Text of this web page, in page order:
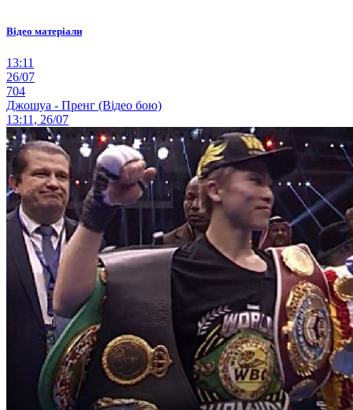
Відео матеріали
13:11
26/07
704
Джошуа - Пренг (Відео бою)
13:11, 26/07